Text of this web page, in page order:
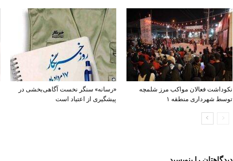
«رسانه» سنگر نخست آگاهی‌بخشی در
پیشگیری از اعتیاد است
نکوداشت فعالان مواکب مرز شلمچه
توسط شهرداری منطقه ۱